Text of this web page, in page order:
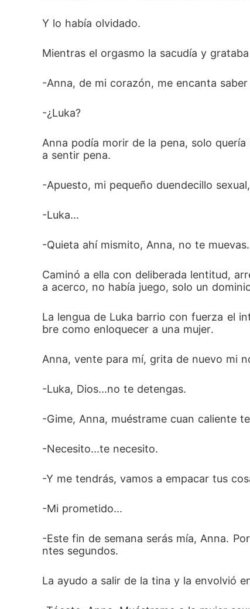
Y lo había olvidado.
Mientras el orgasmo la sacudía y
-Anna, de mi corazón, me encanta
-¿Luka?
Anna podía morir de la pena, solo
a sentir pena.
-Apuesto, mi pequeño duendecillo
-Luka...
-Quieta ahí mismito, Anna, no te muevas.
Caminó a ella con deliberada lentitud,
a acerco, no había juego, solo un
La lengua de Luka barrio con fuerza el
bre como enloquecer a una mujer.
Anna, vente para mí, grita de nuevo mi
-Luka, Dios...no te detengas.
-Gime, Anna, muéstrame cuan caliente
-Necesito...te necesito.
-Y me tendrás, vamos a empacar tus
-Mi prometido...
-Este fin de semana serás mía, Anna.
ntes segundos.
La ayudo a salir de la tina y la envolvió